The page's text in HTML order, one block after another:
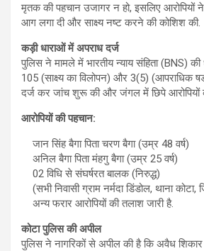
मृतक की पहचान उजागर न हो, इसलिए आरोपियों
आग लगा दी और साक्ष्य नष्ट करने की कोशिश की.
कड़ी धाराओं में अपराध दर्ज
पुलिस ने मामले में भारतीय न्याय संहिता (BNS)
105 (साक्ष्य का विलोपन) और 3(5) (आपराधिक
दर्ज कर जांच शुरू की और जंगल में छिपे आरोपियों
आरोपियों की पहचान:
जान सिंह बैगा पिता चरण बैगा (उम्र 48 वर्ष)
अनिल बैगा पिता मंहगु बैगा (उम्र 25 वर्ष)
02 विधि से संघर्षरत बालक (निरुद्ध)
(सभी निवासी ग्राम नर्मदा डिंडोल, थाना कोटा,
अन्य फरार आरोपियों की तलाश जारी है.
कोटा पुलिस की अपील
पुलिस ने नागरिकों से अपील की है कि अवैध